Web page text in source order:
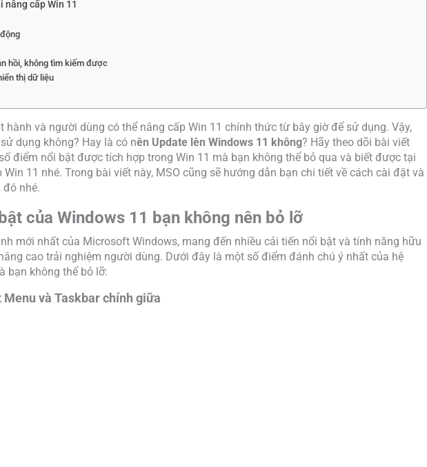
nâng cấp Win 11
hồi, không tìm kiếm được
thị dữ liệu
hành và người dùng có thể nâng cấp Win 11 chính thức từ bây giờ để sử dụng. Vậy,
dụng không? Hay là có nên Update lên Windows 11 không? Hãy theo dõi bài viết
điểm nổi bật được tích hợp trong Win 11 mà bạn không thể bỏ qua và biết được tại
11 nhé. Trong bài viết này, MSO cũng sẽ hướng dẫn bạn chi tiết về cách cài đặt và
đó nhé.
của Windows 11 bạn không nên bỏ lỡ
mới nhất của Microsoft Windows, mang đến nhiều cải tiến nổi bật và tính năng hữu
cao trải nghiệm người dùng. Dưới đây là một số điểm đánh chú ý nhất của hệ
bạn không thể bỏ lỡ:
và Taskbar chính giữa